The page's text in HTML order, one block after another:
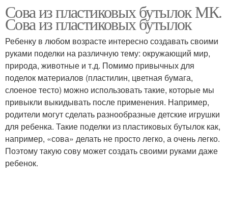
Украшения для совы
Сова из пластиковых
ложек
Сова для сада
Сова из природных
материалов
Сова из шишек Деревянная сова
Сова из пластиковых бутылок МК.
Сова из пластиковых бутылок
Ребенку в любом возрасте интересно создавать своими
руками поделки на различную тему: окружающий мир,
природа, животные и т.д. Помимо привычных для
поделок материалов (пластилин, цветная бумага,
слоеное тесто) можно использовать такие, которые мы
привыкли выкидывать после применения. Например,
родители могут сделать разнообразные детские игрушки
для ребенка. Такие поделки из пластиковых бутылок как,
например, «сова» делать не просто легко, а очень легко.
Поэтому такую сову может создать своими руками даже
ребенок.